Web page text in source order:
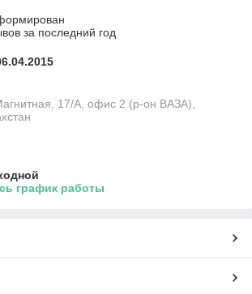
за последний год
17/А, офис 2 (р-он ВАЗА),
график работы